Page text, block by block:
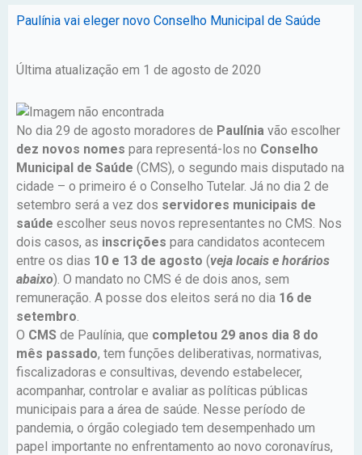
Paulínia vai eleger novo Conselho Municipal de Saúde
Última atualização em 1 de agosto de 2020
No dia 29 de agosto moradores de Paulínia vão escolher
dez novos nomes para representá-los no Conselho
Municipal de Saúde (CMS), o segundo mais disputado na
cidade – o primeiro é o Conselho Tutelar. Já no dia 2 de
setembro será a vez dos servidores municipais de
saúde escolher seus novos representantes no CMS. Nos
dois casos, as inscrições para candidatos acontecem
entre os dias 10 e 13 de agosto (veja locais e horários
abaixo). O mandato no CMS é de dois anos, sem
remuneração. A posse dos eleitos será no dia 16 de
setembro.
O CMS de Paulínia, que completou 29 anos dia 8 do
mês passado, tem funções deliberativas, normativas,
fiscalizadoras e consultivas, devendo estabelecer,
acompanhar, controlar e avaliar as políticas públicas
municipais para a área de saúde. Nesse período de
pandemia, o órgão colegiado tem desempenhado um
papel importante no enfrentamento ao novo coronavírus,